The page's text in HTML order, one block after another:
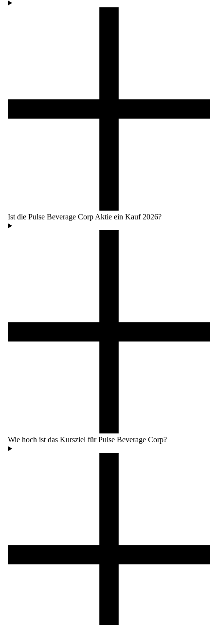
Ist die Pulse Beverage Corp Aktie ein Kauf 2026?
Wie hoch ist das Kursziel für Pulse Beverage Corp?